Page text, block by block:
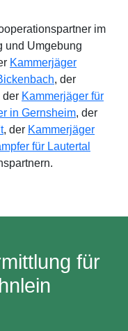
im
und Umgebung
Kammerjäger
, der
der Kammerjäger für
in Gernsheim, der
, der Kammerjäger
für Lautertal
für